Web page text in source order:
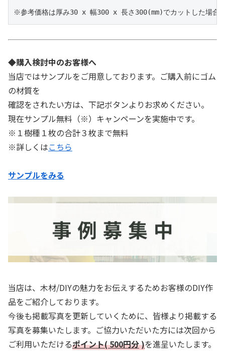
※参考価格は厚み30 x 幅300 x 長さ300(mm)でカットした場合
◆購入検討中のお客様へ
当店ではサンプルをご用意しております。ご購入前にゴム
の材質を
確認をされたい方は、下記ボタンよりお求めください。
現在サンプル無料（※）キャンペーンを実施中です。
※１樹種１枚の合計３枚まで無料
※詳しくはこちら
サンプルをみる
当店は、木材/DIYの魅力をお伝えするためお客様のDIY作
品をご紹介しております。
今後も掲載写真を更新していくために、皆様より掲載する
写真を募集いたします。ご協力いただいた方には次回から
ご利用いただけるポイント( 500円分)を進呈いたします。